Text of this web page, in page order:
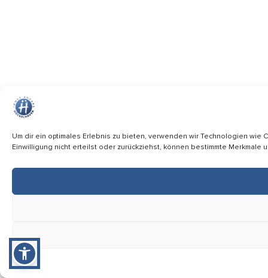
Um dir ein optimales Erlebnis zu bieten, verwenden wir Technologien
Einwilligung nicht erteilst oder zurückziehst, können bestimmte Merkmale